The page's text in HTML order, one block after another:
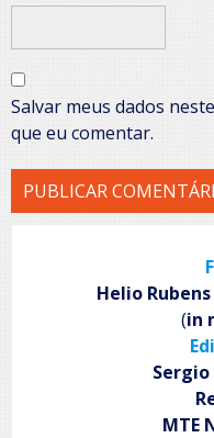
Salvar meus dados
que eu comentar.
Helio
(in
MTE